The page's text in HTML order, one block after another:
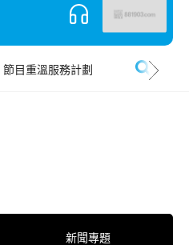
節目重溫服務計劃
新聞專題